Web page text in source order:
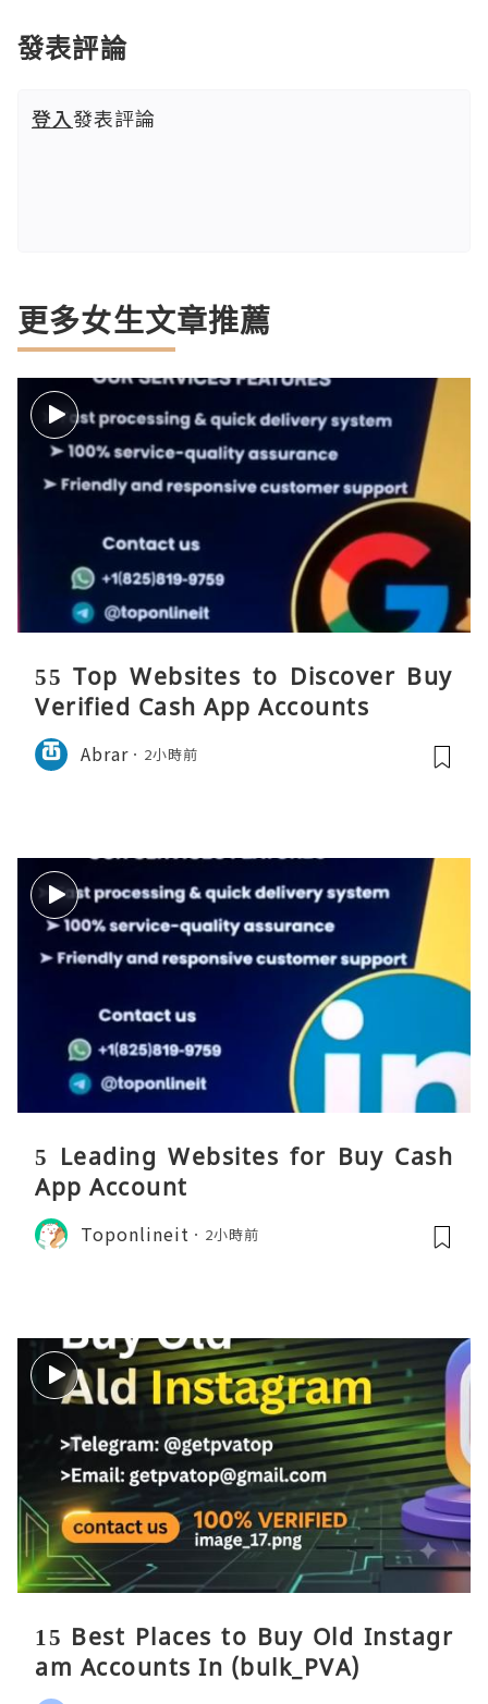
發表評論
登入發表評論
更多女生文章推薦
55 Top Websites to Discover Buy
Verified Cash App Accounts
Abrar 2小時前
5 Leading Websites for Buy Cash
App Account
Toponlineit 2小時前
15 Best Places to Buy Old Instagr
am Accounts In (bulk_PVA)